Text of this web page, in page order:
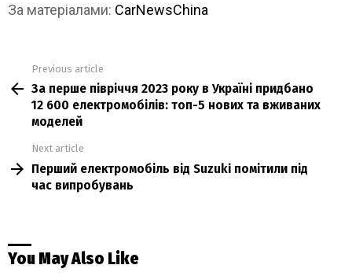
За матеріалами: CarNewsChina
more
Previous article
За перше півріччя 2023 року в Україні придбано
12 600 електромобілів: топ-5 нових та вживаних
моделей
Next article
Перший електромобіль від Suzuki помітили під
час випробувань
You May Also Like